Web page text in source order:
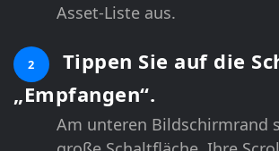
Asset-Liste aus.
2
Tippen Sie auf die
„Empfangen“.
Am unteren Bildschirmrand